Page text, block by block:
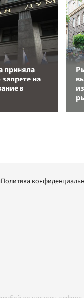
приняла
на
в
Политика